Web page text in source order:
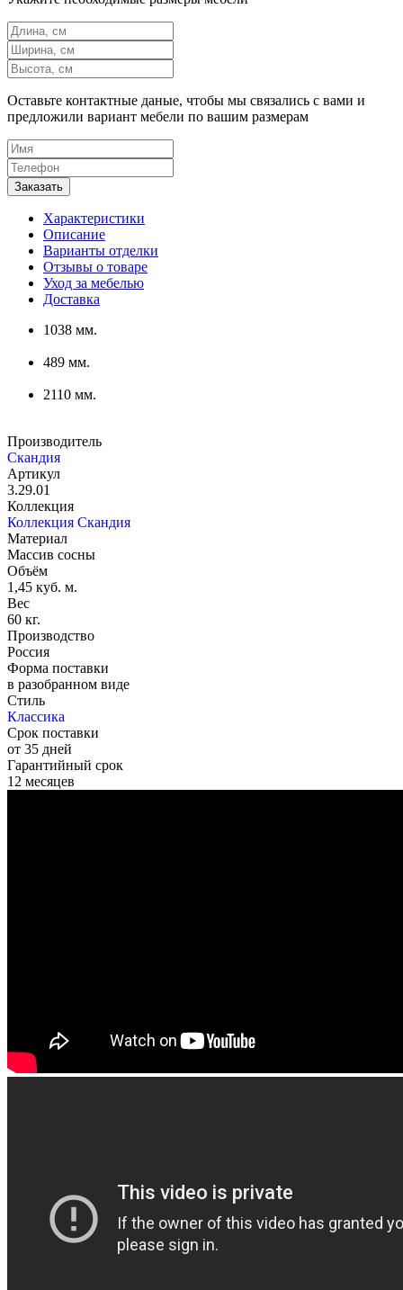
Оставьте контактные даные, чтобы мы связались с вами и
предложили вариант мебели по вашим размерам
Характеристики
Описание
Варианты отделки
Отзывы о товаре
Уход за мебелью
Доставка
1038 мм.
489 мм.
2110 мм.
Производитель
Скандия
Артикул
3.29.01
Коллекция
Коллекция Скандия
Материал
Массив сосны
Объём
1,45 куб. м.
Вес
60 кг.
Производство
Россия
Форма поставки
в разобранном виде
Стиль
Классика
Срок поставки
от 35 дней
Гарантийный срок
12 месяцев